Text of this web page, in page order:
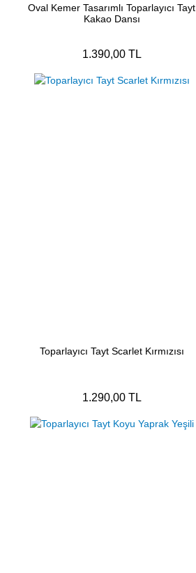
Oval Kemer Tasarımlı Toparlayıcı Tayt
Kakao Dansı
1.390,00 TL
Toparlayıcı Tayt Scarlet Kırmızısı
1.290,00 TL